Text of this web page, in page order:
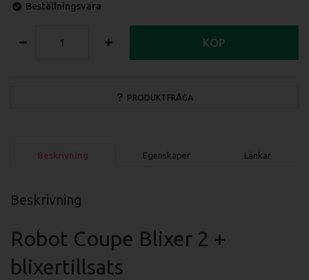
Beställningsvara
PRODUKTFRÅGA
KÖP
Beskrivning Egenskaper Länkar
Beskrivning
Robot Coupe Blixer 2 +
blixertillsats